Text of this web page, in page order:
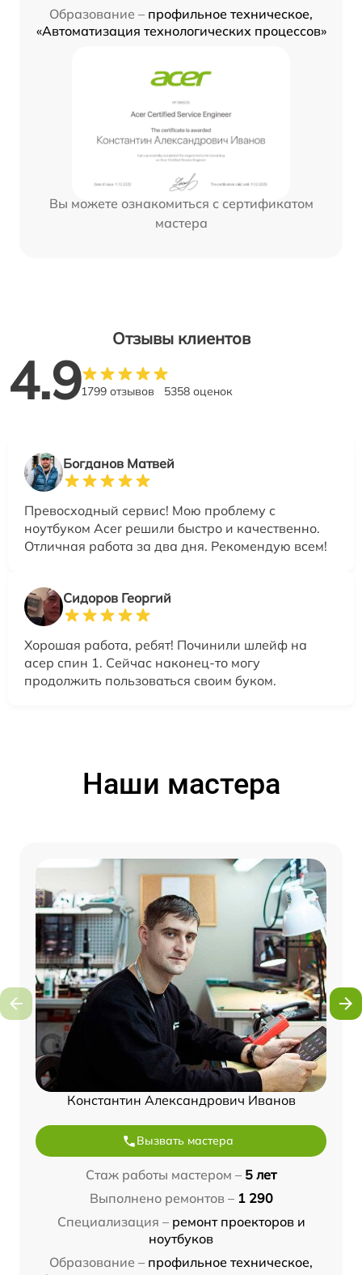
Образование – профильное техническое,
«Автоматизация технологических процессов»
Вы можете ознакомиться с сертификатом
мастера
Отзывы клиентов
4.91799 отзывов 5358 оценок
Богданов Матвей
Превосходный сервис! Мою проблему с
ноутбуком Acer решили быстро и качественно.
Отличная работа за два дня. Рекомендую всем!
Сидоров Георгий
Хорошая работа, ребят! Починили шлейф на
асер спин 1. Сейчас наконец-то могу
продолжить пользоваться своим буком.
Наши мастера
Константин Александрович Иванов
Вызвать мастера
Стаж работы мастером – 5 лет
Выполнено ремонтов – 1 290
Специализация – ремонт проекторов и
ноутбуков
Образование – профильное техническое,